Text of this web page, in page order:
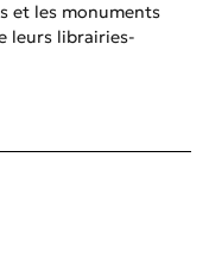
et les monuments
leurs librairies-